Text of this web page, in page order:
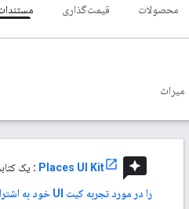
محصولات قیمت‌گذاری
میراث
reviews
Places UI Kit
: یک
را در مورد تجربه کیت UI خود به اشتراک بگذارید.